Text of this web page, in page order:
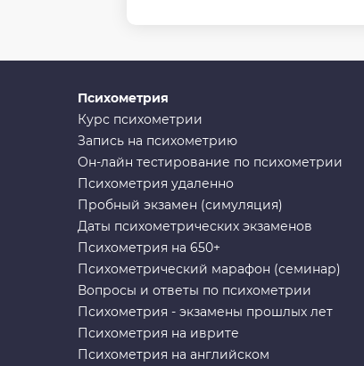
Психометрия
Курс психометрии
Запись на психометрию
Он-лайн тестирование по психометрии
Психометрия удаленно
Пробный экзамен (симуляция)
Даты психометрических экзаменов
Психометрия на 650+
Психометрический марафон (семинар)
Вопросы и ответы по психометрии
Психометрия - экзамены прошлых лет
Психометрия на иврите
Психометрия на английском